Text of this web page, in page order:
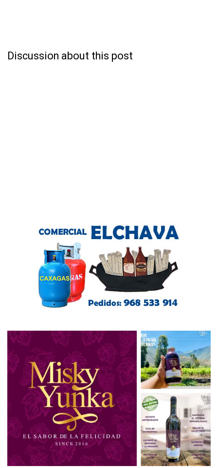
Discussion about this post